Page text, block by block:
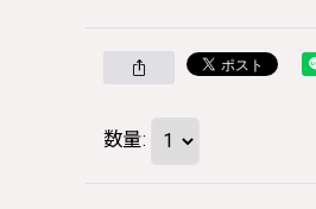
数量: